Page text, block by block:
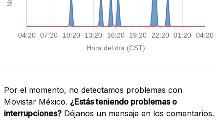
Por el momento, no detectamos problemas con
Movistar México. ¿Estás teniendo problemas o
interrupciones? Déjanos un mensaje en los comentarios.